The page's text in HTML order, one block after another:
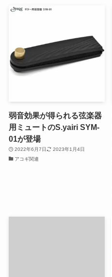
弱音効果が得られる弦楽器
用ミュートのS.yairi SYM-
01が登場
2022年6月7日
2023年1月4日
アコギ関連